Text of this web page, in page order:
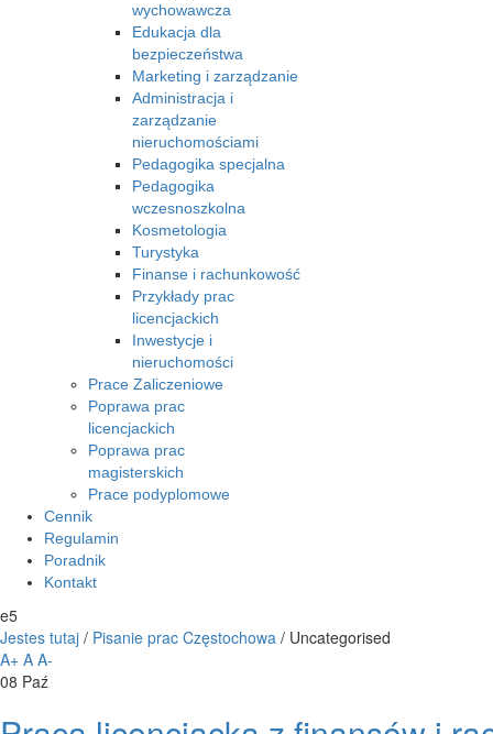
wychowawcza
Edukacja dla
bezpieczeństwa
Marketing i zarządzanie
Administracja i
zarządzanie
nieruchomościami
Pedagogika specjalna
Pedagogika
wczesnoszkolna
Kosmetologia
Turystyka
Finanse i rachunkowość
Przykłady prac
licencjackich
Inwestycje i
nieruchomości
Prace Zaliczeniowe
Poprawa prac
licencjackich
Poprawa prac
magisterskich
Prace podyplomowe
Cennik
Regulamin
Poradnik
Kontakt
e5
Jestes tutaj / Pisanie prac Częstochowa / Uncategorised
A+ A A-
08 Paź